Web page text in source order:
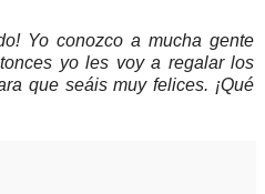
Yo conozco a mucha gente
yo les voy a regalar los
que seáis muy felices. ¡Qué